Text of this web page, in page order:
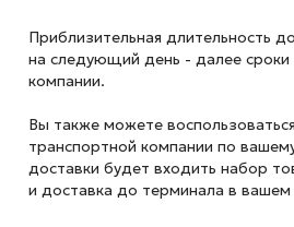
Приблизительная длительность
на следующий день - далее
компании.
Вы также можете
транспортной компании по
доставки будет входить набор
и доставка до терминала в